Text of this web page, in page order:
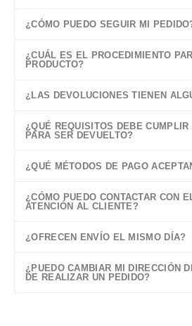
¿CÓMO PUEDO SEGUIR MI
¿CUÁL ES EL PROCEDIMIENTO
PRODUCTO?
¿LAS DEVOLUCIONES TIENEN
¿QUÉ REQUISITOS DEBE CUMPLIR
PARA SER DEVUELTO?
¿QUÉ MÉTODOS DE PAGO
¿CÓMO PUEDO CONTACTAR CON
ATENCIÓN AL CLIENTE?
¿OFRECEN ENVÍO EL MISMO DÍA?
¿PUEDO CAMBIAR MI DIRECCIÓN
DE REALIZAR UN PEDIDO?